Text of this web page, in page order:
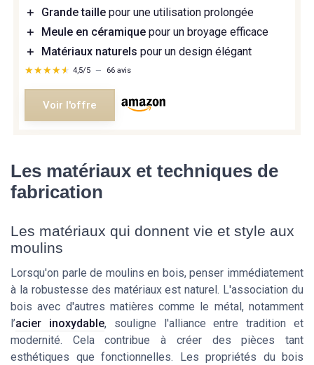
＋ Grande taille pour une utilisation prolongée
＋
Meule en céramique pour un broyage efficace
＋
Matériaux naturels pour un design élégant
★★★★★
★★★★★ 4,5/5 — 66 avis
Voir l'offre
Les matériaux et techniques de
fabrication
Les matériaux qui donnent vie et style aux
moulins
Lorsqu'on parle de moulins en bois, penser immédiatement
à la robustesse des matériaux est naturel. L'association du
bois avec d'autres matières comme le métal, notamment
l’acier inoxydable, souligne l'alliance entre tradition et
modernité. Cela contribue à créer des pièces tant
esthétiques que fonctionnelles. Les propriétés du bois